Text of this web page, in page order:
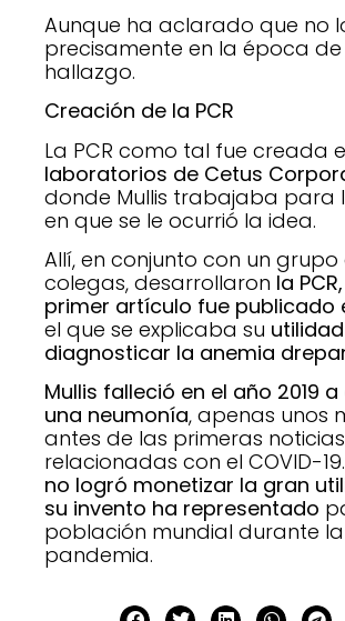
Aunque ha aclarado que no
precisamente en la época de
hallazgo.
Creación de la PCR
La PCR como tal fue creada
laboratorios de Cetus
donde Mullis trabajaba para
en que se le ocurrió la idea.
Allí, en conjunto con un grupo
colegas, desarrollaron la
primer artículo fue publicado
el que se explicaba su
diagnosticar la anemia
Mullis falleció en el año 2019
una neumonía, apenas unos
antes de las primeras noticias
relacionadas con el COVID-
no logró monetizar la gran
su invento ha representado
población mundial durante la
pandemia.